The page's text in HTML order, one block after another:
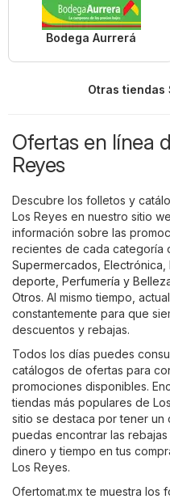
Bodega Aurrerá
Otras tiendas
Ofertas en línea
Reyes
Descubre los folletos y
Los Reyes en nuestro sitio
información sobre las
recientes de cada categoría
Supermercados Electrónica
deporte Perfumería y
Otros. Al mismo tiempo,
constantemente para que
descuentos y rebajas.
Todos los días puedes
catálogos de ofertas para
promociones disponibles.
tiendas más populares de
sitio se destaca por tener un
puedas encontrar las
dinero y tiempo en tus
Los Reyes.
Ofertomat.mx te muestra los